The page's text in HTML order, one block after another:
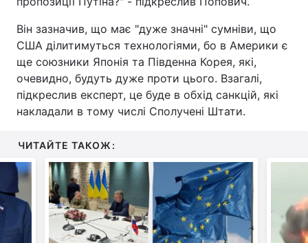
Він зазначив, що має "дуже значні" сумніви, що
США ділитимуться технологіями, бо в Америки є
ще союзники Японія та Південна Корея, які,
очевидно, будуть дуже проти цього. Взагалі,
підкреслив експерт, це буде в обхід санкцій, які
накладали в тому числі Сполучені Штати.
ЧИТАЙТЕ ТАКОЖ: